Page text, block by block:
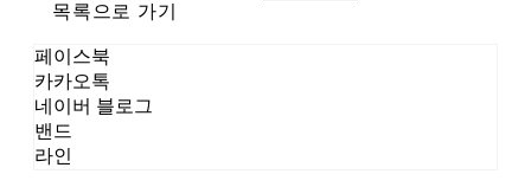
목록으로 가기
페이스북
카카오톡
네이버 블로그
밴드
라인